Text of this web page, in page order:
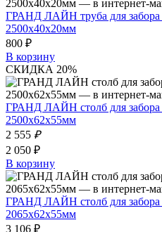
ГРАНД ЛАЙН труба для забора
2500х40х20мм
800 ₽
В корзину
СКИДКА 20%
ГРАНД ЛАЙН столб для забора
2500х62х55мм
2 555 ₽
2 050 ₽
В корзину
ГРАНД ЛАЙН столб для забора
2065х62х55мм
3 106 ₽